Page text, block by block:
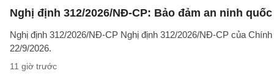
Nghị định 312/2026/NĐ-CP: Bảo đảm an ninh
Nghị định 312/2026/NĐ-CP Nghị định 312/2026/NĐ-CP của
22/9/2026.
11 giờ trước